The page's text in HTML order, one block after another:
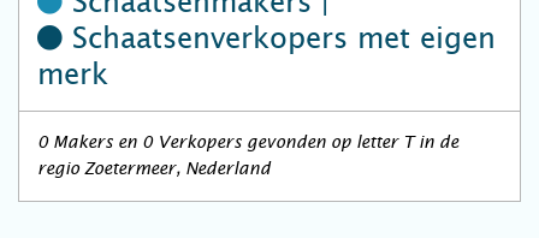
Schaatsenverkopers met eigen
merk
0 Makers en 0 Verkopers gevonden op letter T in de
regio Zoetermeer, Nederland